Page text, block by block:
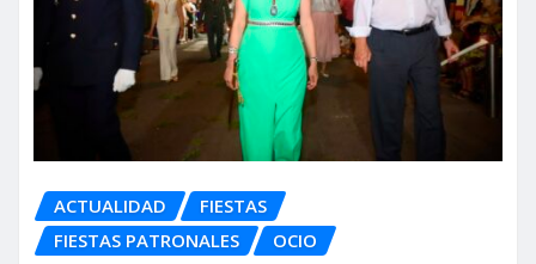
ACTUALIDAD
FIESTAS
FIESTAS PATRONALES
OCIO